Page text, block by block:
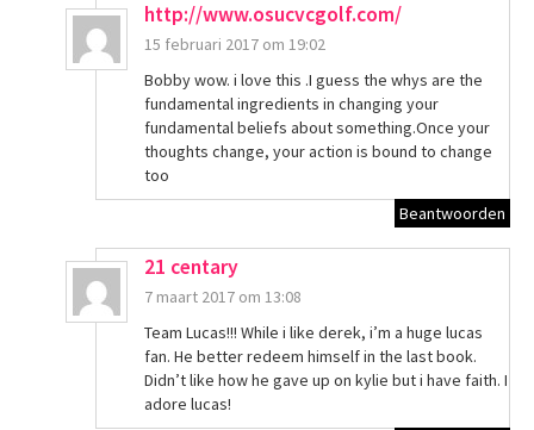
http://www.osucvcgolf.com/
15 februari 2017 om 19:02
Bobby wow. i love this .I guess the whys are the
fundamental ingredients in changing your
fundamental beliefs about something.Once your
thoughts change, your action is bound to change
too
Beantwoorden
21 centary
7 maart 2017 om 13:08
Team Lucas!!! While i like derek, i’m a huge lucas
fan. He better redeem himself in the last book.
Didn’t like how he gave up on kylie but i have faith. I
adore lucas!